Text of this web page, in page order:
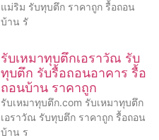
แม่ริม รับทุบตึก ราคาถูก รื้อถอน
บ้าน รั
รับเหมาทุบตึกเอราวัณ รับ
ทุบตึก รับรื้อถอนอาคาร รื้อ
ถอนบ้าน ราคาถูก
รับเหมาทุบตึก.com รับเหมาทุบตึก
เอราวัณ รับทุบตึก ราคาถูก รื้อถอน
บ้าน ร